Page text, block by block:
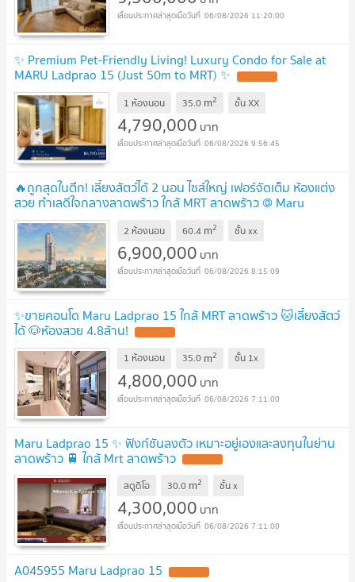
06/08/2026 11:20:00
✨ Premium Pet-Friendly Living! Luxury Condo for Sale at
MARU Ladprao 15 (Just 50m to MRT) ✨
1 ห้องนอน 35.0 m2 ชั้นXX
4,790,000 บาท
06/08/2026 9:56:45
🔥ถูกสุดในตึก! เลี้ยงสัตว์ได้ 2 นอน ไซส์ใหญ่ เฟอร์จัดเต็ม ห้องแต่ง
สวย ทำเลดีใจกลางลาดพร้าว ใกล้ MRT ลาดพร้าว @ Maru
Ladprao 15
2 ห้องนอน 60.4 m2 ชั้นxx
6,900,000 บาท
06/08/2026 8:15:09
✨ขายคอนโด Maru Ladprao 15 ใกล้ MRT ลาดพร้าว 🐱เลี้ยงสัตว์
ได้ 🐶ห้องสวย 4.8ล้าน!
1 ห้องนอน 35.0 m2 ชั้น 1x
4,800,000 บาท
06/08/2026 7:11:00
Maru Ladprao 15 ✨ ฟังก์ชันลงตัว เหมาะอยู่เองและลงทุนในย่าน
ลาดพร้าว 🚆 ใกล้ Mrt ลาดพร้าว
สตูดิโอ 30.0 m2 ชั้นx
4,300,000 บาท
06/08/2026 7:11:00
A045955 Maru Ladprao 15